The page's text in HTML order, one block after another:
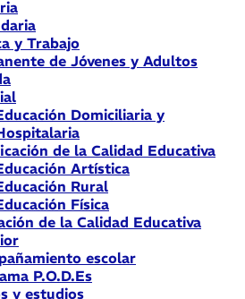
y Trabajo
de Jóvenes y Adultos
Domiciliaria y
de la Calidad Educativa
Artística
Rural
Física
de la Calidad Educativa
escolar
P.O.D.Es
y estudios